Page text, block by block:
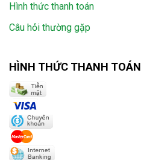
Hình thức thanh toán
Câu hỏi thường gặp
HÌNH THỨC THANH TOÁN